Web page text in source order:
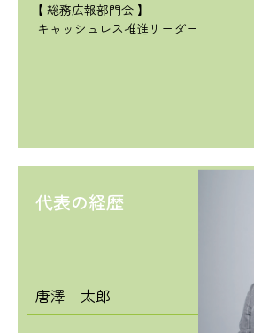
【 総務広報部門会 】
キャッシュレス推進リーダー
代表の経歴
唐澤 太郎